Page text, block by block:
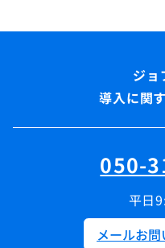
導入に関
050-
平日
メールお